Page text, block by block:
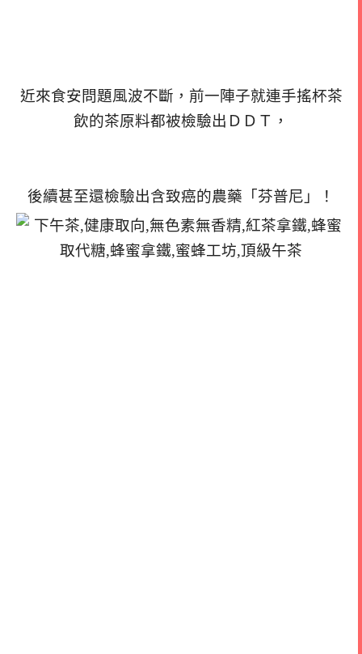
近來食安問題風波不斷，前一陣子就連手搖杯茶
飲的茶原料都被檢驗出ＤＤＴ，
後續甚至還檢驗出含致癌的農藥「芬普尼」！